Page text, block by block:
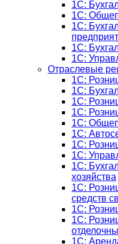
1C:
1С:
1С:
1С:
1С:
Отраслевые
1С:
1С:
1С:
1С:
1C:
1С:
1С:
1С:
1С:
хозяйства
1С:
средств
1С:
1С:
1С: